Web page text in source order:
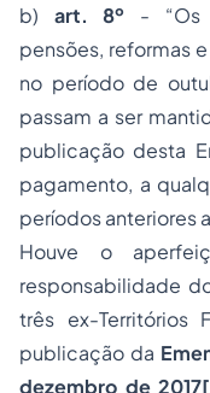
b) art. 8º - “Os
pensões, reformas
no período de
passam a ser
publicação desta
pagamento, a
períodos anteriores
Houve o
responsabilidade
três ex-Territórios
publicação da
dezembro de 2017